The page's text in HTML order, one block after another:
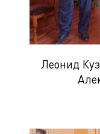
Леонид